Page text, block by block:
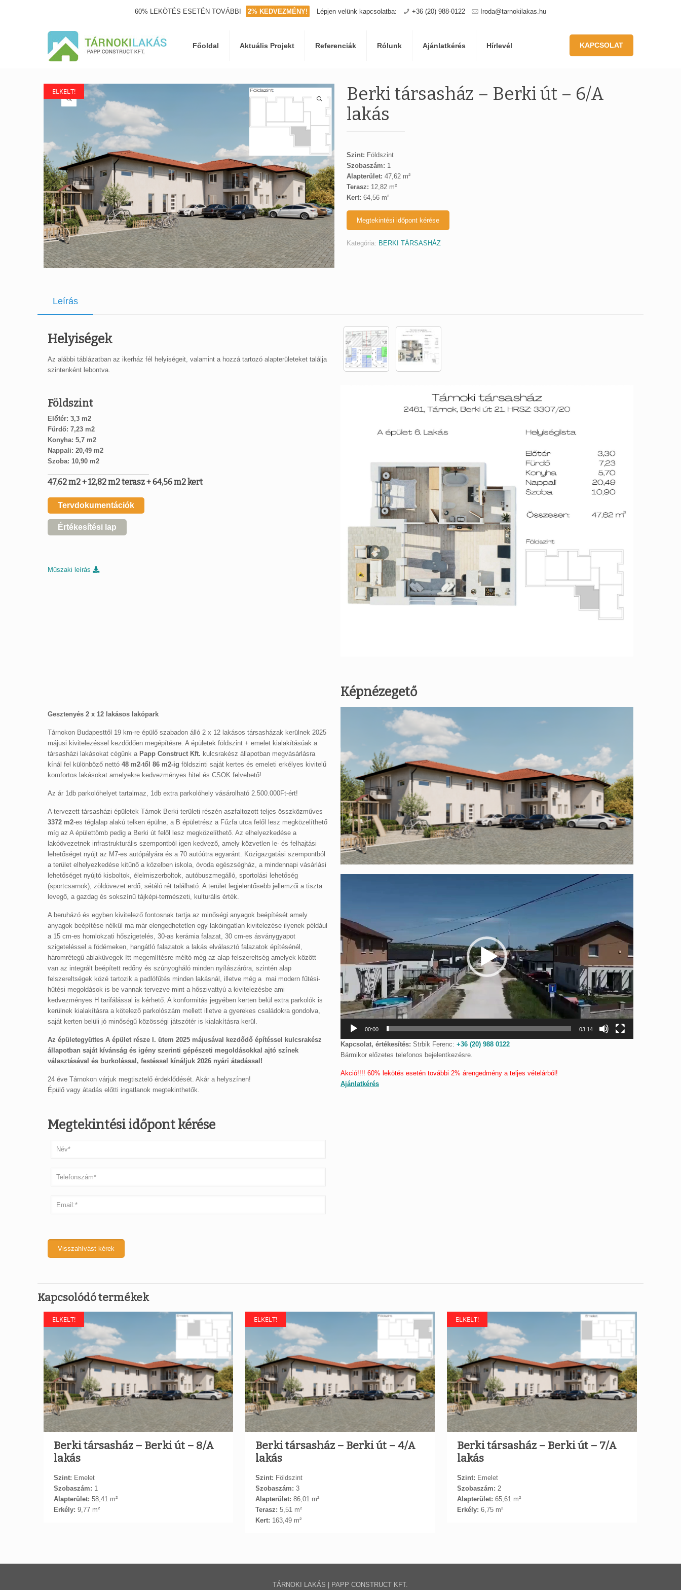
60% LEKÖTÉS ESETÉN TOVÁBBI 2% KEDVEZMÉNY! Lépjen velünk kapcsolatba: +36 (20) 988-0122 Iroda@tarnokilakas.hu
Főoldal Aktuális Projekt Referenciák Rólunk Ajánlatkérés Hírlevél KAPCSOLAT
ELKELT!
ELKELT!
Berki társasház – Berki út – 6/A
lakás
Szint: Földszint
Szobaszám: 1
Alapterület: 47,62 m²
Terasz: 12,82 m²
Kert: 64,56 m²
Megtekintési időpont kérése
Kategória: BERKI TÁRSASHÁZ
Leírás
Helyiségek
Az alábbi táblázatban az ikerház fél helyiségeit, valamint a hozzá tartozó alapterületeket találja
szintenként lebontva.
Földszint
Előtér: 3,3 m2
Fürdő: 7,23 m2
Konyha: 5,7 m2
Nappali: 20,49 m2
Szoba: 10,90 m2
47,62 m2 + 12,82 m2 terasz + 64,56 m2 kert
Tervdokumentációk
Értékesítési lap
Műszaki leírás
Gesztenyés 2 x 12 lakásos lakópark
Tárnokon Budapesttől 19 km-re épülő szabadon álló 2 x 12 lakásos társasházak kerülnek 2025
májusi kivitelezéssel kezdődően megépítésre. A épületek földszint + emelet kialakításúak a
társasházi lakásokat cégünk a Papp Construct Kft. kulcsrakész állapotban megvásárlásra
kínál fel különböző nettó48 m2-től 86 m2-ig földszinti saját kertes és emeleti erkélyes kivitelű
komfortos lakásokat amelyekre kedvezményes hitel és CSOK felvehető!
Az ár 1db parkolóhelyet tartalmaz, 1db extra parkolóhely vásárolható 2.500.000Ft-ért!
A tervezett társasházi épületek Tárnok Berki területi részén aszfaltozott teljes összközműves
3372 m2-es téglalap alakú telken épülne, a B épületrész a Fűzfa utca felől lesz megközelíthető
míg az A épülettömb pedig a Berki út felől lesz megközelíthető. Az elhelyezkedése a
lakóövezetnek infrastrukturális szempontból igen kedvező, amely közvetlen le- és felhajtási
lehetőséget nyújt az M7-es autópályára és a 70 autóútra egyaránt. Közigazgatási szempontból
a terület elhelyezkedése kitűnő a közelben iskola, óvoda egészségház, a mindennapi vásárlási
lehetőséget nyújtó kisboltok, élelmiszerboltok, autóbuszmegálló, sportolási lehetőség
(sportcsarnok), zöldövezet erdő, sétáló rét található. A terület legjelentősebb jellemzői a tiszta
levegő, a gazdag és sokszínű tájképi-természeti, kulturális érték.
A beruházó és egyben kivitelező fontosnak tartja az minőségi anyagok beépítését amely
anyagok beépítése nélkül ma már elengedhetetlen egy lakóingatlan kivitelezése ilyenek például
a 15 cm-es homlokzati hőszigetelés, 30-as kerámia falazat, 30 cm-es ásványgyapot
szigeteléssel a födémeken, hangátló falazatok a lakás elválasztó falazatok építésénél,
háromrétegű ablaküvegek Itt megemlítésre méltó még az alap felszereltség amelyek között
van az integrált beépített redőny és szúnyogháló minden nyílászáróra, szintén alap
felszereltségek közé tartozik a padlófűtés minden lakásnál, illetve még a mai modern fűtési-
hűtési megoldások is be vannak tervezve mint a hőszivattyú a kivitelezésbe ami
kedvezményes H tarifálással is kérhető. A konformitás jegyében kerten belül extra parkolók is
kerülnek kialakításra a kötelező parkolószám mellett illetve a gyerekes családokra gondolva,
saját kerten belüli jó minőségű közösségi játszótér is kialakításra kerül.
Az épületegyüttes A épület része I. ütem 2025 májusával kezdődő építéssel kulcsrakész
állapotban saját kívánság és igény szerinti gépészeti megoldásokkal ajtó színek
választásával és burkolással, festéssel kínáljuk 2026 nyári átadással!
24 éve Tárnokon várjuk megtisztelő érdeklődését. Akár a helyszínen!
Épülő vagy átadás előtti ingatlanok megtekinthetők.
Képnézegető
00:00 03:14
Kapcsolat, értékesítés: Strbik Ferenc: +36 (20) 988 0122
Bármikor előzetes telefonos bejelentkezésre.
Akció!!!! 60% lekötés esetén további 2% árengedmény a teljes vételárból!
Ajánlatkérés
Megtekintési időpont kérése
Kapcsolódó termékek
ELKELT!
Berki társasház – Berki út – 8/A
lakás
Szint: Emelet
Szobaszám: 1
Alapterület: 58,41 m²
Erkély: 9,77 m²
ELKELT!
Berki társasház – Berki út – 4/A
lakás
Szint: Földszint
Szobaszám: 3
Alapterület: 86,01 m²
Terasz: 5,51 m²
Kert: 163,49 m²
ELKELT!
Berki társasház – Berki út – 7/A
lakás
Szint: Emelet
Szobaszám: 2
Alapterület: 65,61 m²
Erkély: 6,75 m²
TÁRNOKI LAKÁS | PAPP CONSTRUCT KFT.